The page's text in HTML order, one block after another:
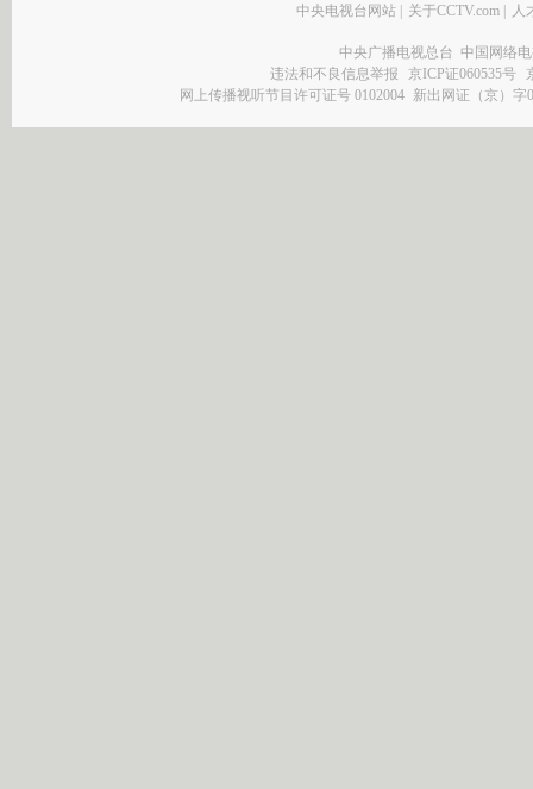
中央电视台网站 关于CCTV.com 人
中央广播电视总台 中国网络
违法和不良信息举报
京ICP证060535号
网上传播视听节目许可证号 0102004 新出网证（京）